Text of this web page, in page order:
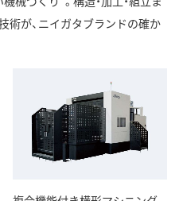
術が、ニイガタブランドの確か